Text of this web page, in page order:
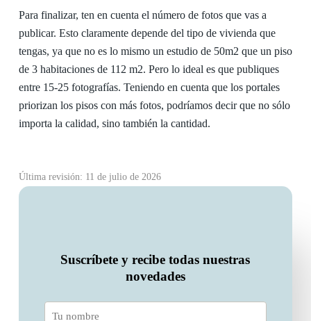
Para finalizar, ten en cuenta el número de fotos que vas a
publicar. Esto claramente depende del tipo de vivienda que
tengas, ya que no es lo mismo un estudio de 50m2 que un piso
de 3 habitaciones de 112 m2. Pero lo ideal es que publiques
entre 15-25 fotografías. Teniendo en cuenta que los portales
priorizan los pisos con más fotos, podríamos decir que no sólo
importa la calidad, sino también la cantidad.
Última revisión: 11 de julio de 2026
Suscríbete y recibe todas nuestras
novedades